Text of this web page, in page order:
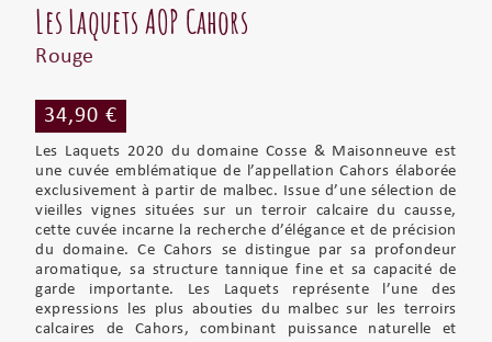
Les Laquets AOP Cahors
Rouge
34,90 €
Les Laquets 2020 du domaine Cosse & Maisonneuve est
une cuvée emblématique de l’appellation Cahors élaborée
exclusivement à partir de malbec. Issue d’une sélection de
vieilles vignes situées sur un terroir calcaire du causse,
cette cuvée incarne la recherche d’élégance et de précision
du domaine. Ce Cahors se distingue par sa profondeur
aromatique, sa structure tannique fine et sa capacité de
garde importante. Les Laquets représente l’une des
expressions les plus abouties du malbec sur les terroirs
calcaires de Cahors, combinant puissance naturelle et